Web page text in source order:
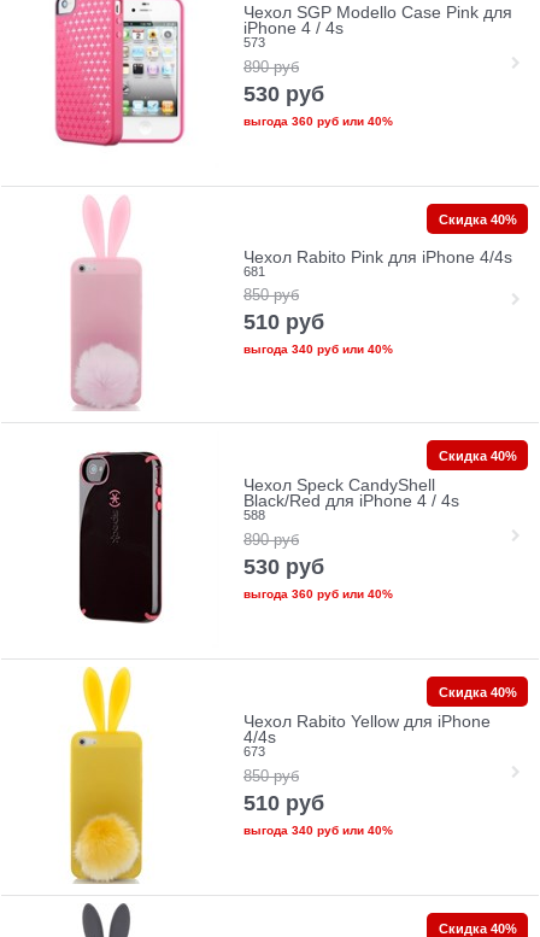
Чехол SGP Modello Case Pink для
iPhone 4 / 4s
573
890 руб
530 руб
выгода 360 рубили 40%
Чехол Rabito Pink для iPhone 4/4s
681
850 руб
510 руб
выгода 340 рубили 40%
Скидка 40%
Чехол Speck CandyShell
Black/Red для iPhone 4 / 4s
588
890 руб
530 руб
выгода 360 рубили 40%
Скидка 40%
Чехол Rabito Yellow для iPhone
4/4s
673
850 руб
510 руб
выгода 340 рубили 40%
Скидка 40%
Скидка 40%